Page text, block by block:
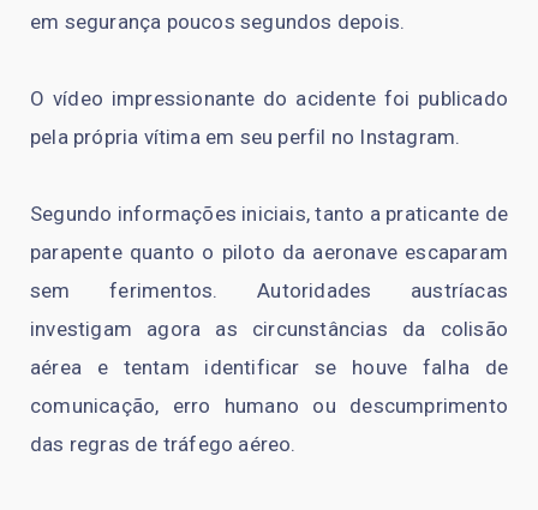
em segurança poucos segundos depois.
O vídeo impressionante do acidente foi publicado
pela própria vítima em seu perfil no Instagram.
Segundo informações iniciais, tanto a praticante de
parapente quanto o piloto da aeronave escaparam
sem ferimentos. Autoridades austríacas
investigam agora as circunstâncias da colisão
aérea e tentam identificar se houve falha de
comunicação, erro humano ou descumprimento
das regras de tráfego aéreo.